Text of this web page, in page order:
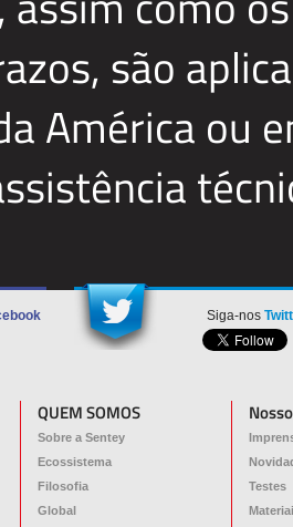
são
América ou
Siga-nos
QUEM SOMOS
Sobre a Sentey
Ecossistema
Filosofia
Global
Testes